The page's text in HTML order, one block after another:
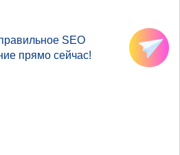
SEO
прямо сейчас!